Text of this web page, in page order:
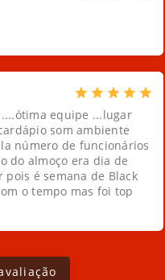
equipe ...lugar
som ambiente
número de funcionários
do almoço era dia de
pois é semana de Black
o tempo mas foi top